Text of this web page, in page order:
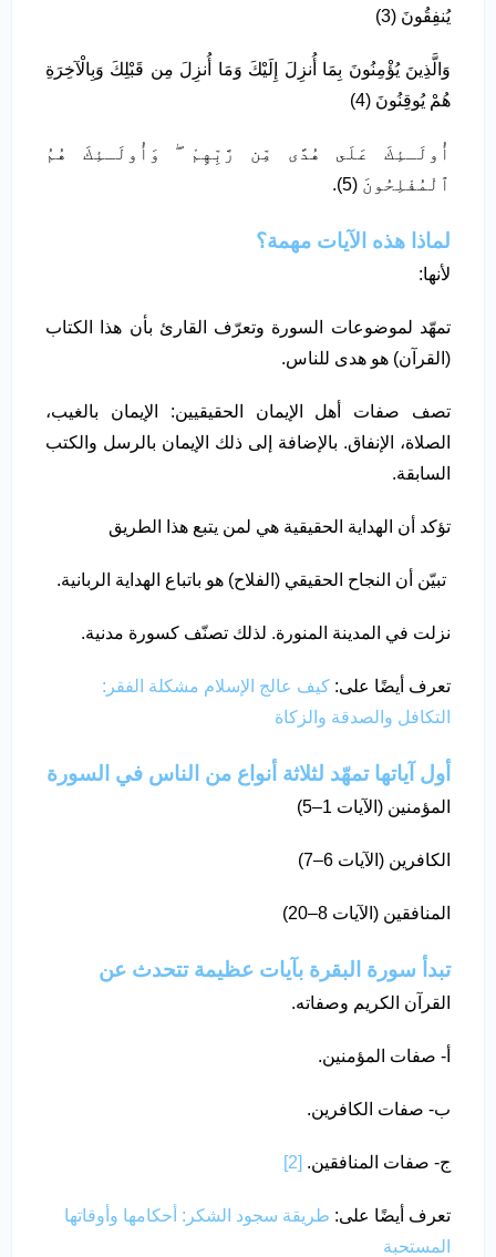
يُنفِقُونَ (3)
وَالَّذِينَ يُؤْمِنُونَ بِمَا أُنزِلَ إِلَيْكَ وَمَا أُنزِلَ مِن قَبْلِكَ وَبِالْآخِرَةِ
هُمْ يُوقِنُونَ (4)
أُولَـئِكَ عَلَى هُدًى مِّن رَّبِّهِمْ ۖ وَأُولَـئِكَ هُمُ
ٱلْمُفْلِحُونَ (5).
لماذا هذه الآيات مهمة؟
لأنها:
تمهّد لموضوعات السورة وتعرّف القارئ بأن هذا الكتاب
(القرآن) هو هدى للناس.
تصف صفات أهل الإيمان الحقيقيين: الإيمان بالغيب،
الصلاة، الإنفاق. بالإضافة إلى ذلك الإيمان بالرسل والكتب
السابقة.
تؤكد أن الهداية الحقيقية هي لمن يتبع هذا الطريق
تبيّن أن النجاح الحقيقي (الفلاح) هو باتباع الهداية الربانية.
نزلت في المدينة المنورة. لذلك تصنّف كسورة مدنية.
تعرف أيضًا على: كيف عالج الإسلام مشكلة الفقر:
التكافل والصدقة والزكاة
أول آياتها تمهّد لثلاثة أنواع من الناس في السورة
المؤمنين (الآيات 1–5)
الكافرين (الآيات 6–7)
المنافقين (الآيات 8–20)
تبدأ سورة البقرة بآيات عظيمة تتحدث عن
القرآن الكريم وصفاته.
أ- صفات المؤمنين.
ب- صفات الكافرين.
ج- صفات المنافقين. [2]
تعرف أيضًا على: طريقة سجود الشكر: أحكامها وأوقاتها
المستحبة